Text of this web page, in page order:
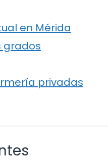
en Mérida
grados
privadas